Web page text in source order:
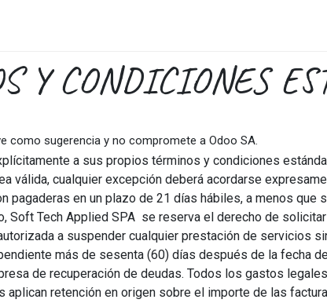
Y CONDICIONES
como sugerencia y no compromete a Odoo SA.
a sus propios términos y condiciones
válida, cualquier excepción deberá acordarse
pagaderas en un plazo de 21 días hábiles, a menos
Soft Tech Applied SPA se reserva el derecho de
a suspender cualquier prestación de servicios
más de sesenta (60) días después de la fecha
de recuperación de deudas. Todos los gastos
aplican retención en origen sobre el importe de las